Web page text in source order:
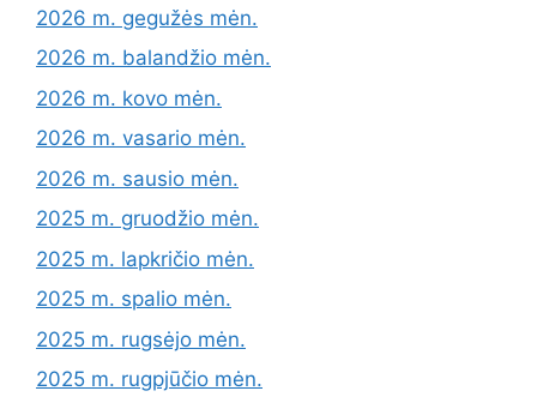
2026 m. gegužės mėn.
2026 m. balandžio mėn.
2026 m. kovo mėn.
2026 m. vasario mėn.
2026 m. sausio mėn.
2025 m. gruodžio mėn.
2025 m. lapkričio mėn.
2025 m. spalio mėn.
2025 m. rugsėjo mėn.
2025 m. rugpjūčio mėn.